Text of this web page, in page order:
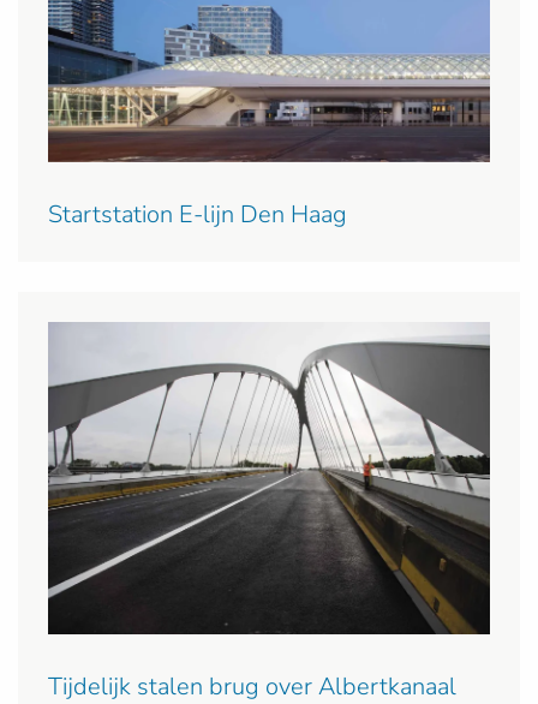
Startstation E-lijn Den Haag
Tijdelijk stalen brug over Albertkanaal